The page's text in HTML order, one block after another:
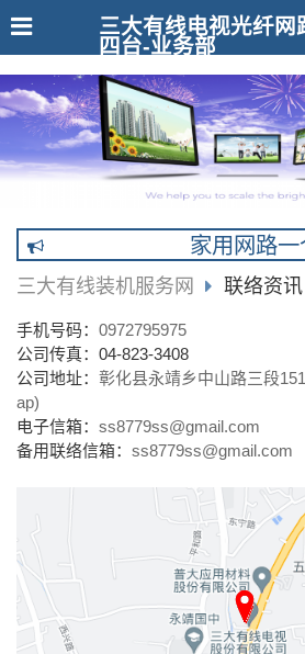
三大有线电视光纤网
四台-业务部
家用网路一
三大有线装机服务网 联络资讯
手机号码： 0972795975
公司传真：04-823-3408
公司地址： 彰化县永靖乡中山路三段
ap)
电子信箱： ss8779ss@gmail.com
备用联络信箱： ss8779ss@gmail.com